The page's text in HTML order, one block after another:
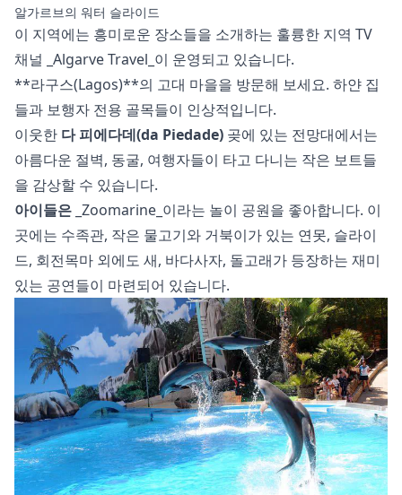
알가르브의 워터 슬라이드
이 지역에는 흥미로운 장소들을 소개하는 훌륭한 지역 TV
채널 _Algarve Travel_이 운영되고 있습니다.
**라구스(Lagos)**의 고대 마을을 방문해 보세요. 하얀 집
들과 보행자 전용 골목들이 인상적입니다.
이웃한 다 피에다데(da Piedade) 곶에 있는 전망대에서는
아름다운 절벽, 동굴, 여행자들이 타고 다니는 작은 보트들
을 감상할 수 있습니다.
아이들은 _Zoomarine_이라는 놀이 공원을 좋아합니다. 이
곳에는 수족관, 작은 물고기와 거북이가 있는 연못, 슬라이
드, 회전목마 외에도 새, 바다사자, 돌고래가 등장하는 재미
있는 공연들이 마련되어 있습니다.